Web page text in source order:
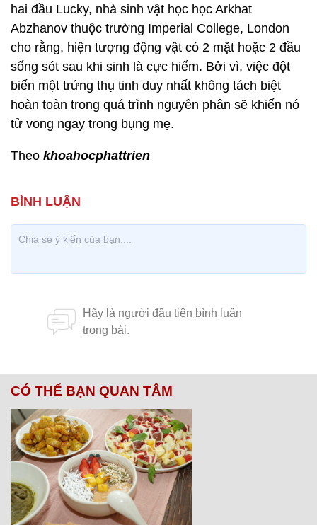
hai đầu Lucky, nhà sinh vật học học Arkhat
Abzhanov thuộc trường Imperial College, London
cho rằng, hiện tượng động vật có 2 mặt hoặc 2 đầu
sống sót sau khi sinh là cực hiếm. Bởi vì, việc đột
biến một trứng thụ tinh duy nhất không tách biệt
hoàn toàn trong quá trình nguyên phân sẽ khiến nó
tử vong ngay trong bụng mẹ.
Theo khoahocphattrien
CÓ THỂ BẠN QUAN TÂM